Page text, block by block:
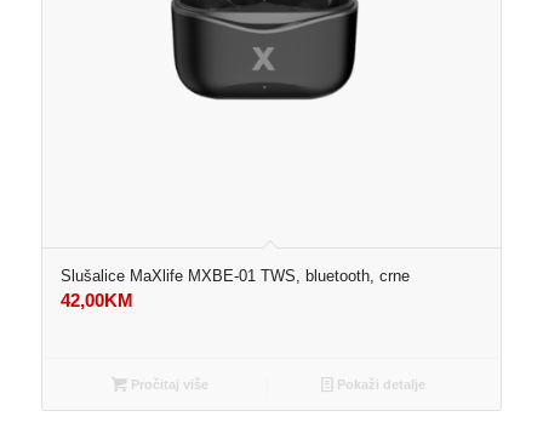
Slušalice MaXlife MXBE-01 TWS, bluetooth, crne
42,00KM
Pročitaj više Pokaži detalje